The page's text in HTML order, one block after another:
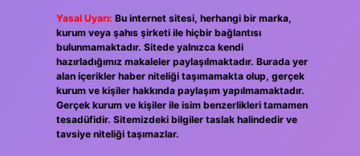
Yasal Uyarı: Bu internet sitesi, herhangi bir marka,
kurum veya şahıs şirketi ile hiçbir bağlantısı
bulunmamaktadır. Sitede yalnızca kendi
hazırladığımız makaleler paylaşılmaktadır. Burada yer
alan içerikler haber niteliği taşımamakta olup, gerçek
kurum ve kişiler hakkında paylaşım yapılmamaktadır.
Gerçek kurum ve kişiler ile isim benzerlikleri tamamen
tesadüfidir. Sitemizdeki bilgiler taslak halindedir ve
tavsiye niteliği taşımazlar.